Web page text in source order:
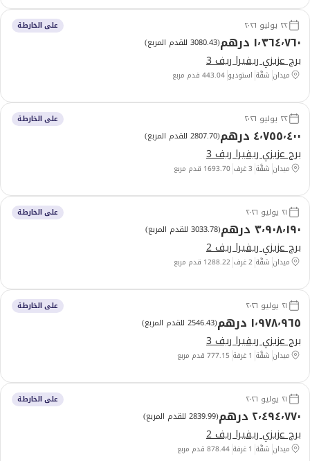
٢٢ يوليو ٢٠٢٦ على الخارطة
١٬٣٦٤٬٧٦٠ درهم (3080.43 للقدم المربع )
برج عزيزي ريفيرا ريف 3
ميدان شقَّة استوديو 443.04 قدم مربع
٢٢ يوليو ٢٠٢٦ على الخارطة
٤٬٧٥٥٬٤٠٠ درهم (2807.70 للقدم المربع )
برج عزيزي ريفيرا ريف 3
ميدان شقَّة 3 غرف 1693.70 قدم مربع
٢١ يوليو ٢٠٢٦ على الخارطة
٣٬٩٠٨٬١٩٠ درهم (3033.78 للقدم المربع )
برج عزيزي ريفيرا ريف 2
ميدان شقَّة 2 غرف 1288.22 قدم مربع
٢١ يوليو ٢٠٢٦ على الخارطة
١٬٩٧٨٬٩٦٥ درهم (2546.43 للقدم المربع )
برج عزيزي ريفيرا ريف 3
ميدان شقَّة 1 غرفة 777.15 قدم مربع
٢١ يوليو ٢٠٢٦ على الخارطة
٢٬٤٩٤٬٧٧٠ درهم (2839.99 للقدم المربع )
برج عزيزي ريفيرا ريف 2
ميدان شقَّة 1 غرفة 878.44 قدم مربع